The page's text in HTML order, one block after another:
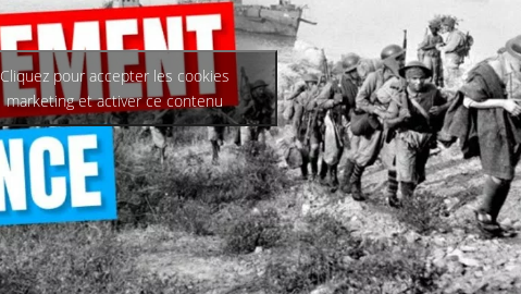
Cliquez pour accepter les cookies
marketing et activer ce contenu